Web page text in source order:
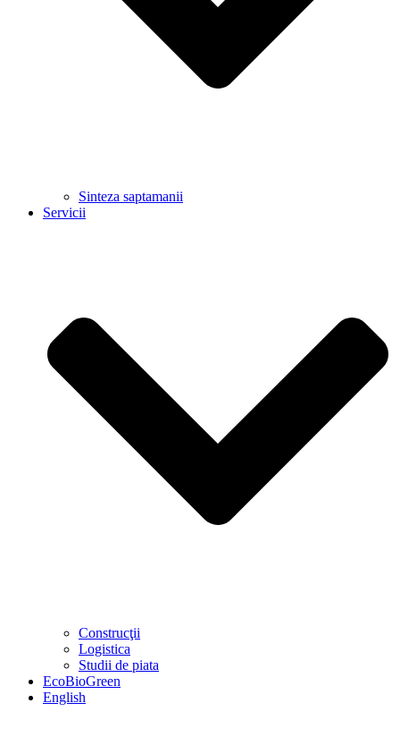
Sinteza saptamanii
Servicii
Construcţii
Logistica
Studii de piata
EcoBioGreen
English